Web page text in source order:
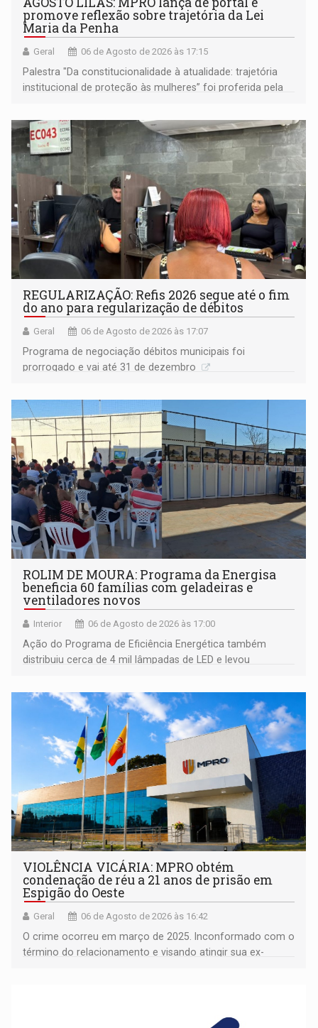
promove reflexão sobre trajetória da Lei
Maria da Penha
Geral 06 de Agosto de 2026 às 17:15
Palestra "Da constitucionalidade à atualidade: trajetória
institucional de proteção às mulheres” foi proferida pela
Goiás
REGULARIZAÇÃO: Refis 2026 segue até o fim
do ano para regularização de débitos
Geral 06 de Agosto de 2026 às 17:07
Programa de negociação débitos municipais foi
prorrogado e vai até 31 de dezembro
ROLIM DE MOURA: Programa da Energisa
beneficia 60 famílias com geladeiras e
ventiladores novos
Interior 06 de Agosto de 2026 às 17:00
Ação do Programa de Eficiência Energética também
distribuiu cerca de 4 mil lâmpadas de LED e levou
comunidade
VIOLÊNCIA VICÁRIA: MPRO obtém
condenação de réu a 21 anos de prisão em
Espigão do Oeste
Geral 06 de Agosto de 2026 às 16:42
O crime ocorreu em março de 2025. Inconformado com o
término do relacionamento e visando atingir sua ex-